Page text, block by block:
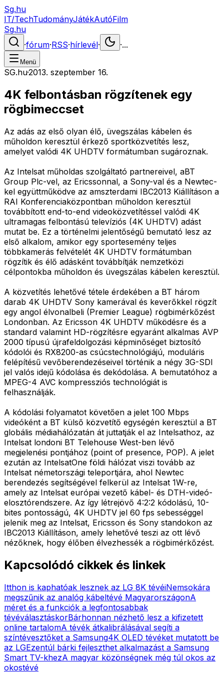
Sg.hu
IT/TechTudományJátékAutóFilm
Sg.hu
·fórum·RSS·hírlevél· ·...
Menü
SG.hu·2013. szeptember 16.
4K felbontásban rögzítenek egy
rögbimeccset
Az adás az első olyan élő, üvegszálas kábelen és
műholdon keresztül érkező sportközvetítés lesz,
amelyet valódi 4K UHDTV formátumban sugároznak.
Az Intelsat műholdas szolgáltató partnereivel, aBT
Group Plc-vel, az Ericssonnal, a Sony-val és a Newtec-
kel együttműködve az amszterdami IBC2013 Kiállításon a
RAI Konferenciaközpontban műholdon keresztül
továbbított end-to-end videoközvetítéssel valódi 4K
ultramagas felbontású televíziós (4K UHDTV) adást
mutat be. Ez a történelmi jelentőségű bemutató lesz az
első alkalom, amikor egy sportesemény teljes
többkamerás felvételét 4K UHDTV formátumban
rögzítik és élő adásként továbbítják nemzetközi
célpontokba műholdon és üvegszálas kábelen keresztül.
A közvetítés lehetővé tétele érdekében a BT három
darab 4K UHDTV Sony kamerával és keverőkkel rögzít
egy angol élvonalbeli (Premier League) rögbimérkőzést
Londonban. Az Ericsson 4K UHDTV működésre és a
standard valamint HD-rögzítésre egyaránt alkalmas AVP
2000 típusú újrafeldolgozási képminőséget biztosító
kódolói és RX8200-as csúcstechnológiájú, moduláris
felépítésű vevőberendezéseivel történik a négy 3G-SDI
jel valós idejű kódolása és dekódolása. A bemutatóhoz a
MPEG-4 AVC kompressziós technológiát is
felhasználják.
A kódolási folyamatot követően a jelet 100 Mbps
videóként a BT külső közvetítő egységén keresztül a BT
globális médiahálózatán át juttatják el az Intelsathoz, az
Intelsat londoni BT Telehouse West-ben lévő
megjelenési pontjához (point of presence, POP). A jelet
ezután az IntelsatOne földi hálózat viszi tovább az
Intelsat németországi teleportjára, ahol Newtec
berendezés segítségével felkerül az Intelsat 1W-re,
amely az Intelsat európai vezető kábel- és DTH-videó-
elosztórendszere. Az így létrejövő 4:2:2 kódolású, 10-
bites pontosságú, 4K UHDTV jel 60 fps sebességgel
jelenik meg az Intelsat, Ericsson és Sony standokon az
IBC2013 Kiállításon, amely lehetővé teszi az ott lévő
nézőknek, hogy élőben élvezhessék a rögbimérkőzést.
Kapcsolódó cikkek és linkek
Itthon is kaphatóak lesznek az LG 8K tévéiNemsokára
megszűnik az analóg kábeltévé MagyarországonA
méret és a funkciók a legfontosabbak
tévéválasztáskorBárhonnan nézhető lesz a kifizetett
online tartalomA tévék átkalibrálásával segíti a
színtévesztőket a Samsung4K OLED tévéket mutatott be
az LGEzentúl bárki fejleszthet alkalmazást a Samsung
Smart TV-khezA magyar közönségnek még túl okos az
okostévé